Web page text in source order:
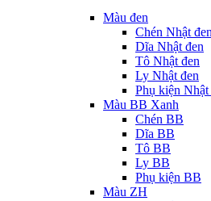
Màu đen
Chén Nhật đen
Dĩa Nhật đen
Tô Nhật đen
Ly Nhật đen
Phụ kiện Nhật
Màu BB Xanh
Chén BB
Dĩa BB
Tô BB
Ly BB
Phụ kiện BB
Màu ZH